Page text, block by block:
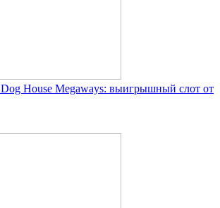
House Megaways: выигрышный слот от